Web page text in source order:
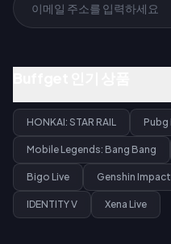
HONKAI: STAR RAIL Pubg
Mobile Legends: Bang Bang
Bigo Live Genshin Impact
IDENTITY V Xena Live